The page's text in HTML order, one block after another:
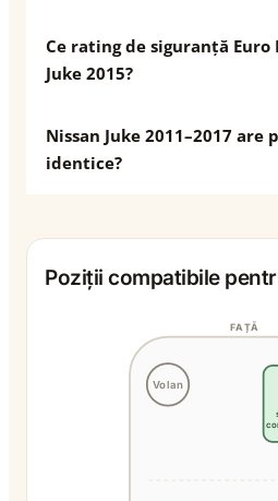
Ce rating de siguranță Euro
Juke 2015?
Nissan Juke 2011–2017 are
identice?
Poziții compatibile
Volan
FAȚĂ